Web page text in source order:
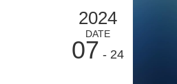
2024
DATE
07 - 24